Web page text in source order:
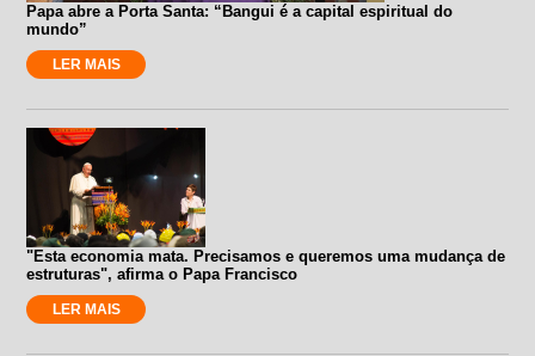
Papa abre a Porta Santa: “Bangui é a capital espiritual do
mundo”
LER MAIS
"Esta economia mata. Precisamos e queremos uma mudança de
estruturas", afirma o Papa Francisco
LER MAIS